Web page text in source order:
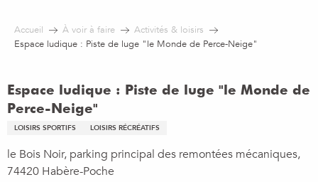
contenu
Accueil À voir à faire
Activités & loisirs
Espace ludique : Piste de luge "le Monde de Perce-Neige"
Espace ludique : Piste de luge "le Monde de
Perce-Neige"
LOISIRS SPORTIFS LOISIRS RÉCRÉATIFS
le Bois Noir, parking principal des remontées mécaniques,
74420 Habère-Poche